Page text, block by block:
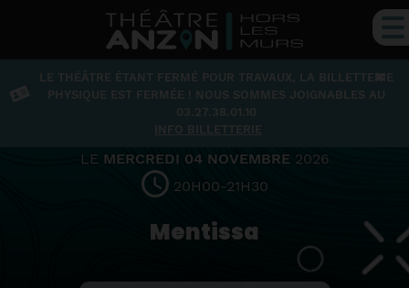
×
LE THÉÂTRE ÉTANT FERMÉ POUR TRAVAUX, LA BILLETTERIE
PHYSIQUE EST FERMÉE ! NOUS SOMMES JOIGNABLES AU
03.27.38.01.10
INFO BILLETTERIE
Musique
LE MERCREDI 04 NOVEMBRE 2026
20H00-21H30
Mentissa